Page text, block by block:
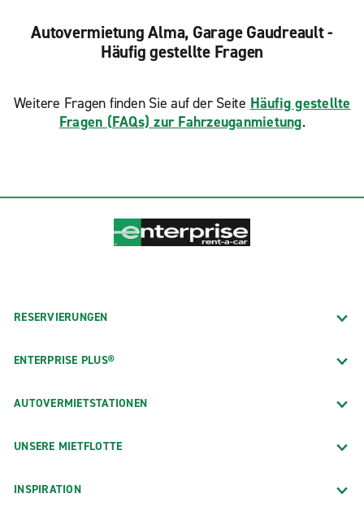
Autovermietung Alma, Garage Gaudreault -
Häufig gestellte Fragen
Weitere Fragen finden Sie auf der Seite Häufig gestellte
Fragen (FAQs) zur Fahrzeuganmietung.
RESERVIERUNGEN
ENTERPRISE PLUS®
AUTOVERMIETSTATIONEN
UNSERE MIETFLOTTE
INSPIRATION